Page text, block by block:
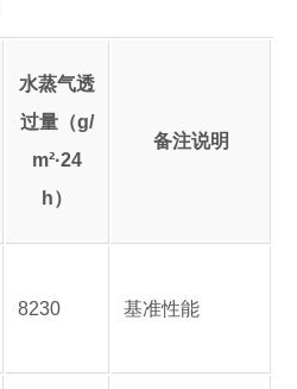
水蒸气透
过量（g/
m²·24
h）
备注说明
8230 基准性能